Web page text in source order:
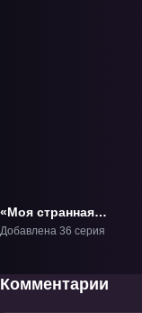
«Моя странная
жизнь» ТВ-1
Добавлена 36 серия
Комментарии